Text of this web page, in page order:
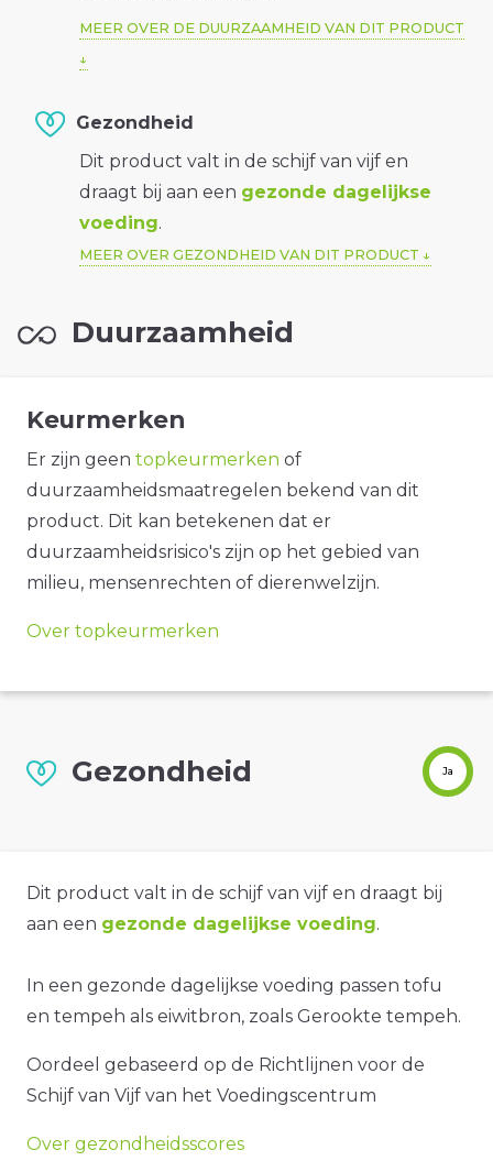
MEER OVER DE DUURZAAMHEID VAN DIT PRODUCT
Gezondheid
Dit product valt in de schijf van vijf en
draagt bij aan een gezonde dagelijkse
voeding.
MEER OVER GEZONDHEID VAN DIT PRODUCT
Duurzaamheid
Keurmerken
Er zijn geen topkeurmerken of
duurzaamheidsmaatregelen bekend van dit
product. Dit kan betekenen dat er
duurzaamheidsrisico's zijn op het gebied van
milieu, mensenrechten of dierenwelzijn.
Over topkeurmerken
Gezondheid Ja
Dit product valt in de schijf van vijf en draagt bij
aan een gezonde dagelijkse voeding.
In een gezonde dagelijkse voeding passen tofu
en tempeh als eiwitbron, zoals Gerookte tempeh.
Oordeel gebaseerd op de Richtlijnen voor de
Schijf van Vijf van het Voedingscentrum
Over gezondheidsscores